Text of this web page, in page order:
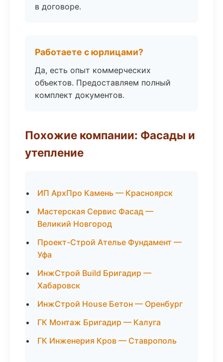
в договоре.
Работаете с юрлицами?
Да, есть опыт коммерческих
объектов. Предоставляем полный
комплект документов.
Похожие компании: Фасады и
утепление
ИП АрхПро Камень — Красноярск
Мастерская Сервис Фасад —
Великий Новгород
Проект-Строй Ателье Фундамент —
Уфа
ИнжСтрой Build Бригадир —
Хабаровск
ИнжСтрой House Бетон — Оренбург
ГК Монтаж Бригадир — Калуга
ГК Инженерия Кров — Ставрополь